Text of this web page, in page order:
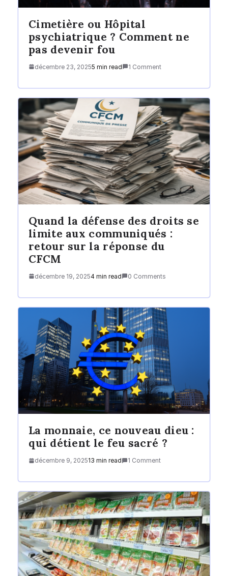
Cimetière ou Hôpital
psychiatrique ? Comment ne
pas devenir fou
décembre 23, 20255 min read 1 Comment
Quand la défense des droits se
limite aux communiqués :
retour sur la réponse du
CFCM
décembre 19, 20254 min read 0 Comments
La monnaie, ce nouveau dieu :
qui détient le feu sacré ?
décembre 9, 202513 min read 1 Comment